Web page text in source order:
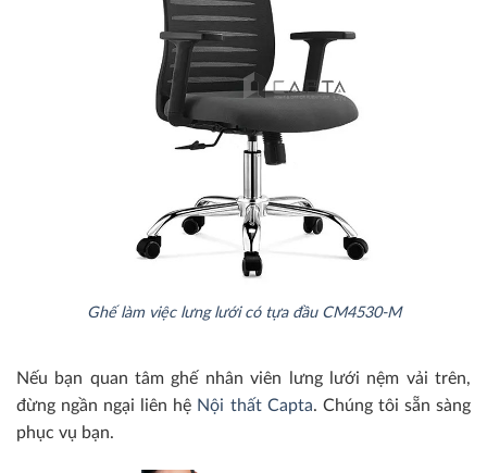
Ghế làm việc lưng lưới có tựa đầu CM4530-M
Nếu bạn quan tâm ghế nhân viên lưng lưới nệm vải trên,
đừng ngần ngại liên hệ Nội thất Capta. Chúng tôi sẵn sàng
phục vụ bạn.